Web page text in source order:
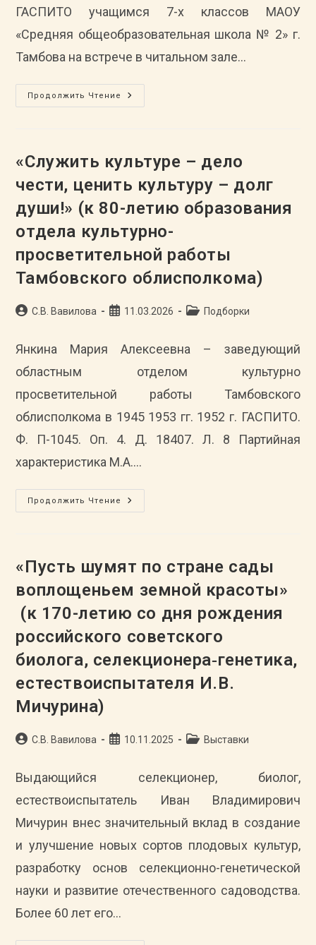
1993-
2022
Гг.
Жириновского
ГАСПИТО учащимся 7-х классов МАОУ
«Средняя общеобразовательная школа № 2» г.
Тамбова на встрече в читальном зале…
Продолжить Чтение
В
ГАСПИТО
Школы
2
Г. Тамбова
«Служить культуре – дело
чести, ценить культуру – долг
души!» (к 80-летию образования
отдела культурно-
просветительной работы
Тамбовского облисполкома)
АвторС.В. Вавилова
Запись11.03.2026
РубрикаПодборки
Янкина Мария Алексеевна – заведующий
областным отделом культурно
просветительной работы Тамбовского
облисполкома в 1945 1953 гг. 1952 г. ГАСПИТО.
Ф. П-1045. Оп. 4. Д. 18407. Л. 8 Партийная
характеристика М.А.…
Продолжить Чтение
«Служить
Культуре
–
Души!»
80-
Летию
Отдела
Просветительной
Работы
Тамбовского
Облисполкома)
«Пусть шумят по стране сады
воплощеньем земной красоты»
(к 170-летию со дня рождения
российского советского
биолога, селекционера‑генетика,
естествоиспытателя И.В.
Мичурина)
АвторС.В. Вавилова
Запись10.11.2025
РубрикаВыставки
Выдающийся селекционер, биолог,
естествоиспытатель Иван Владимирович
Мичурин внес значительный вклад в создание
и улучшение новых сортов плодовых культур,
разработку основ селекционно-генетической
науки и развитие отечественного садоводства.
Более 60 лет его…